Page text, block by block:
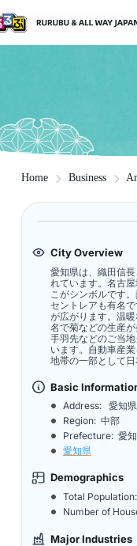
Home Business
City Overview
愛知県は、織田信
れています。名古
こがシンボルです
セントレアも有名
が広がります。温
名で菊などの生産
手羽先などのご当
います。自動車産
地帯の一部として日
Basic
Address: 愛知
Region: 中部
Prefecture: 愛
愛知県
Demographics
Total
Number of
Major Industries